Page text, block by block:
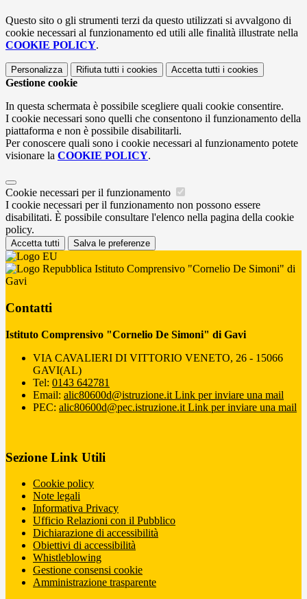
Questo sito o gli strumenti terzi da questo utilizzati si avvalgono di
cookie necessari al funzionamento ed utili alle finalità illustrate nella
COOKIE POLICY.
Personalizza Rifiuta tutti i cookies Accetta tutti i cookies
Gestione cookie
In questa schermata è possibile scegliere quali cookie consentire.
I cookie necessari sono quelli che consentono il funzionamento della
piattaforma e non è possibile disabilitarli.
Per conoscere quali sono i cookie necessari al funzionamento potete
visionare la COOKIE POLICY.
Cookie necessari per il funzionamento
I cookie necessari per il funzionamento non possono essere
disabilitati. È possibile consultare l'elenco nella pagina della cookie
policy.
Accetta tutti Salva le preferenze
Istituto Comprensivo "Cornelio De Simoni" di
Gavi
Contatti
Istituto Comprensivo "Cornelio De Simoni" di Gavi
VIA CAVALIERI DI VITTORIO VENETO, 26 - 15066
GAVI(AL)
Tel: 0143 642781
Email: alic80600d@istruzione.it Link per inviare una mail
PEC: alic80600d@pec.istruzione.it Link per inviare una mail
Sezione Link Utili
Cookie policy
Note legali
Informativa Privacy
Ufficio Relazioni con il Pubblico
Dichiarazione di accessibilità
Obiettivi di accessibilità
Whistleblowing
Gestione consensi cookie
Amministrazione trasparente